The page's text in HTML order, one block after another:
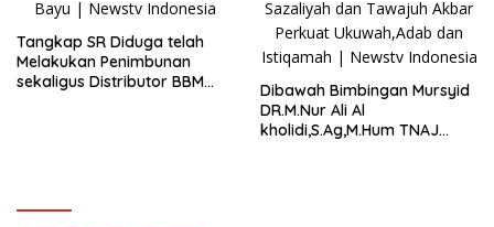
Tangkap SR Diduga telah
Melakukan Penimbunan
sekaligus Distributor BBM
Dibawah Bimbingan Mursyid
DR.M.Nur Ali Al
kholidi,S.Ag,M.Hum TNAJ